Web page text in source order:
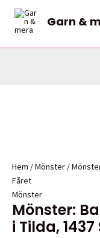
Hoppa
innehåll
Garn &
Hem /Mönster /
Fåret
Mönster
Mönster:
i Tilda,